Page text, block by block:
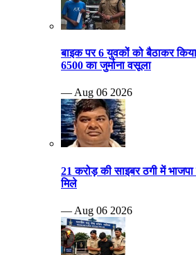
बाइक पर 6 युवकों को बैठाकर
6500 का जुर्माना वसूला
— Aug 06 2026
21 करोड़ की साइबर ठगी में
मिले
— Aug 06 2026